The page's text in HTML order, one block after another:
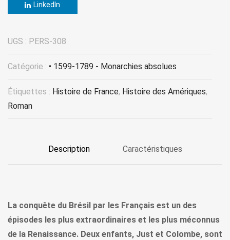
LinkedIn
UGS : PERS-308
Catégorie : • 1599-1789 - Monarchies absolues
Étiquettes : Histoire de France, Histoire des Amériques,
Roman
Description Caractéristiques
La conquête du Brésil par les Français est un des
épisodes les plus extraordinaires et les plus méconnus
de la Renaissance. Deux enfants, Just et Colombe, sont